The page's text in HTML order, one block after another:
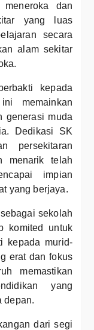
dan
yang luas
secara
alam sekitar
kepada
memainkan
generasi muda
Dedikasi SK
persekitaran
menarik telah
impian
yang berjaya.
sekolah
komited untuk
kepada murid-
erat dan fokus
memastikan
yang
depan.
dari segi